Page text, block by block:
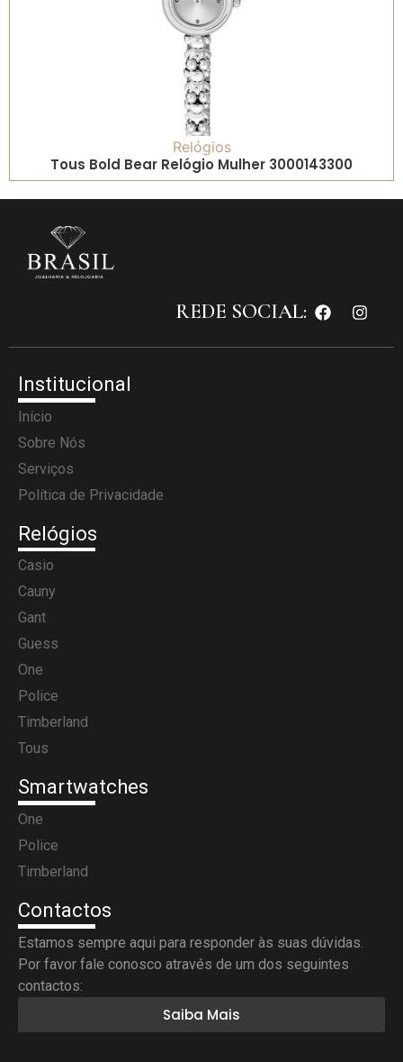
Relógios
Tous Bold Bear Relógio Mulher 3000143300
REDE SOCIAL:
Institucional
Início
Sobre Nós
Serviços
Política de Privacidade
Relógios
Casio
Cauny
Gant
Guess
One
Police
Timberland
Tous
Smartwatches
One
Police
Timberland
Contactos
Estamos sempre aqui para responder às suas dúvidas.
Por favor fale conosco através de um dos seguintes
contactos:
Saiba Mais